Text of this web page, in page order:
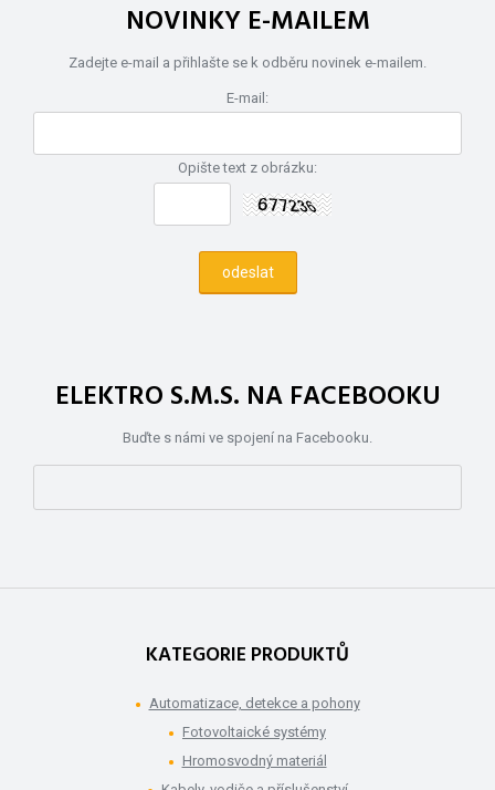
NOVINKY E-MAILEM
Zadejte e-mail a přihlašte se k odběru novinek e-mailem.
E-mail:
Opište text z obrázku:
ELEKTRO S.M.S. NA FACEBOOKU
Buďte s námi ve spojení na Facebooku.
KATEGORIE PRODUKTŮ
Automatizace, detekce a pohony
Fotovoltaické systémy
Hromosvodný materiál